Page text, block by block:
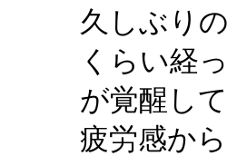
久しぶり
くらい経
が覚醒し
疲労感か